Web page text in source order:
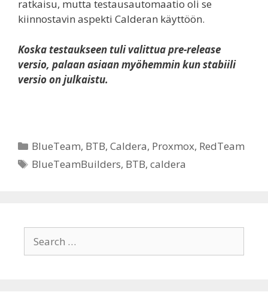
ratkaisu, mutta testausautomaatio oli se
kiinnostavin aspekti Calderan käyttöön.
Koska testaukseen tuli valittua pre-release
versio, palaan asiaan myöhemmin kun stabiili
versio on julkaistu.
Categories
BlueTeam, BTB,Caldera, Proxmox, RedTeam
Tags
BlueTeamBuilders, BTB,caldera
for: